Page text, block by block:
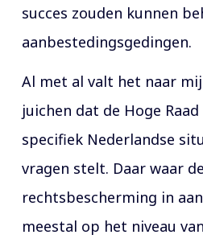
succes zouden kunnen
aanbestedingsgedingen.
Al met al valt het naar
juichen dat de Hoge
specifiek Nederlandse
vragen stelt. Daar waar de
rechtsbescherming in
meestal op het niveau